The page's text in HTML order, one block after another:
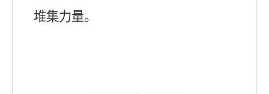
堆集力量。